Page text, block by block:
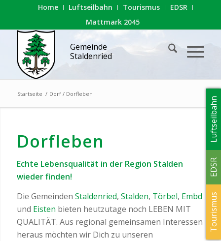
Home Luftseilbahn Tourismus
EDSR
Mattmark 2045
Gemeinde
Staldenried
Startseite / Dorf / Dorfleben
Dorfleben
Echte Lebensqualität in der Region Stalden
wieder finden!
Die Gemeinden Staldenried, Stalden, Törbel, Embd
und Eisten bieten heutzutage noch LEBEN MIT
QUALITÄT. Aus regional gemeinsamen Interessen
heraus möchten wir Dich zu unseren
Tourismus
EDSR
Luftseilbahn